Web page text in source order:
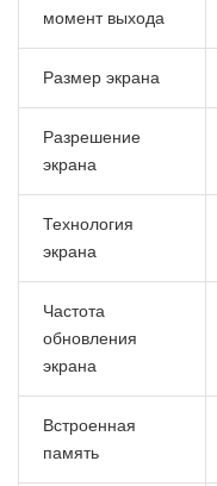
момент выхода
Размер экрана
Разрешение
экрана
Технология
экрана
Частота
обновления
экрана
Встроенная
память